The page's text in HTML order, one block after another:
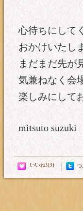
心待ちにして
おかけいたし
まだまだ先が
気兼ねなく会
楽しみにして
mitsuto suzuki
つ